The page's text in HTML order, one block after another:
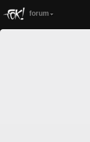
forum